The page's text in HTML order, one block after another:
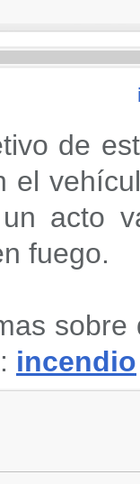
de
el
acto
fuego.
incendio